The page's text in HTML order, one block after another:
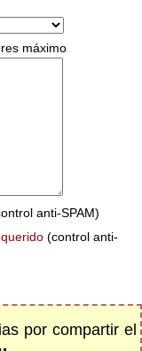
máximo
anti-SPAM)
(control anti-
por compartir el